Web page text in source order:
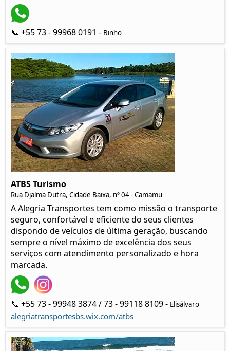
📞 +55 73 - 99968 0191 - Binho
ATBS Turismo
Rua Djalma Dutra, Cidade Baixa, nº 04 - Camamu
A Alegria Transportes tem como missão o transporte
seguro, confortável e eficiente do seus clientes
dispondo de veículos de última geração, buscando
sempre o nível máximo de excelência dos seus
serviços com atendimento personalizado e hora
marcada.
📞 +55 73 - 99948 3874 / 73 - 99118 8109 - Elisálvaro
alegriatransportesbs.wix.com/atbs